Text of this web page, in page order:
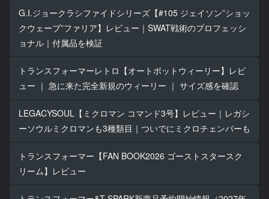
G.I.ジョークラシファイドシリーズ【#105 ジェイソン”ショッ
クウェーブ”ファリア】レビュー｜SWAT戦術のプロフェッシ
ョナル｜付属品を検証
トランスフォーマーレトロ【オートボットウィーリー】レビ
ュー ｜ 急に来た完全新規のウィーリー ｜ サイズ感を確認
LEGACYSOUL【ミクロマン コマンド3号】レビュー｜レガシ
ーソウルミクロマンも3種類目｜ついでにミクロチェンバーも
トランスフォーマー【FAN BOOK2026 ゴーストスタースク
リーム】レビュー